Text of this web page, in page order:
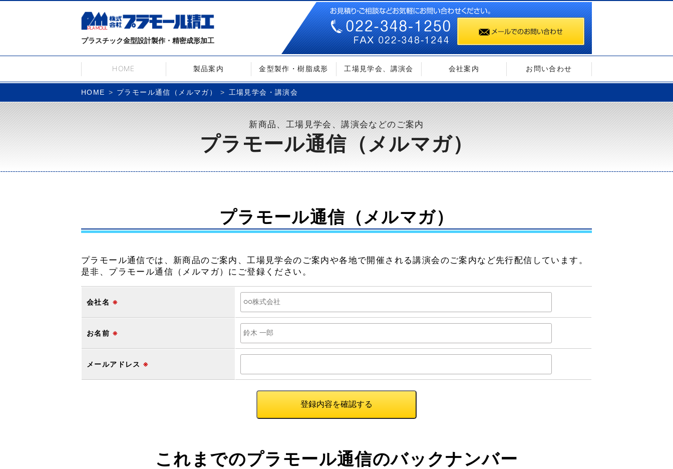
プラスチック金型設計製作・精密成形加工
HOME 製品案内 金型製作・樹脂成形 工場見学会、講演会 会社案内 お問い合わせ
HOME プラモール通信（メルマガ） 工場見学会・講演会
新商品、工場見学会、講演会などのご案内
プラモール通信（メルマガ）
プラモール通信（メルマガ）
プラモール通信では、新商品のご案内、工場見学会のご案内や各地で開催される講演会のご案内など先行配信しています。
是非、プラモール通信（メルマガ）にご登録ください。
会社名 ※
お名前 ※
メールアドレス ※
これまでのプラモール通信のバックナンバー